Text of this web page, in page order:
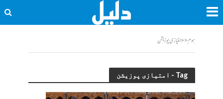
ہوم<<امتیازی پوزیشن
Tag - امتیازی پوزیشن